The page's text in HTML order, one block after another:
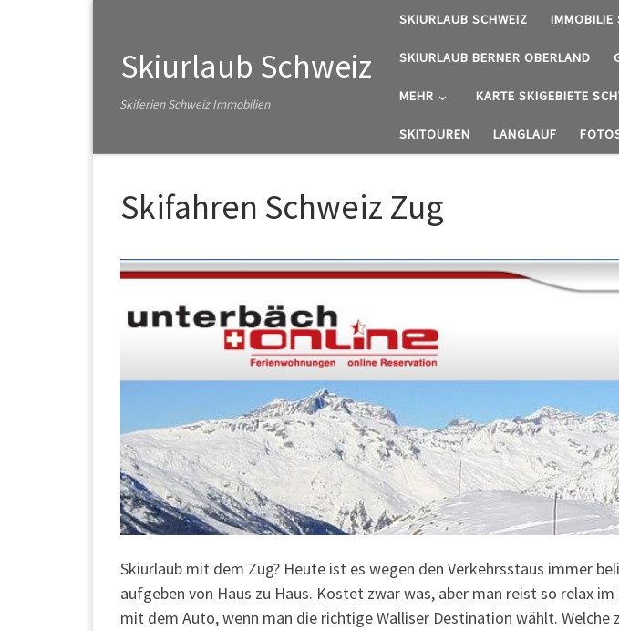
Skiurlaub Schweiz
Skiferien Schweiz Immobilien
SKIURLAUB SCHWEIZ IMMOBILIE
SKIURLAUB BERNER OBERLAND
MEHR KARTE SKIGEBIETE
SKITOUREN LANGLAUF
Skifahren Schweiz Zug
Skiurlaub mit dem Zug? Heute ist es wegen den Verkehrsstaus immer
aufgeben von Haus zu Haus. Kostet zwar was, aber man reist so relax
mit dem Auto, wenn man die richtige Walliser Destination wählt. Welche